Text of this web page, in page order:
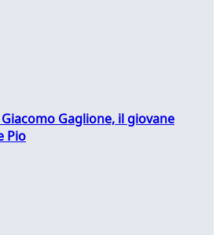
Gaglione, il giovane
Pio